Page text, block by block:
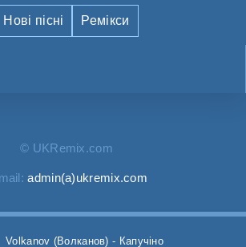
Нові пісні Ремікси
© UKRemix.com
admin(a)ukremix.com
Volkanov (Волканов) - Капучіно